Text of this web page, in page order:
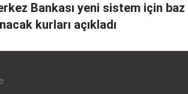
Bankası yeni sistem için baz
kurları açıkladı